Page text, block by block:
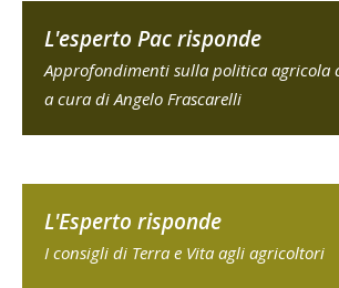
L'esperto Pac risponde
Approfondimenti sulla politica agricola
a cura di Angelo Frascarelli
L'Esperto risponde
I consigli di Terra e Vita agli agricoltori